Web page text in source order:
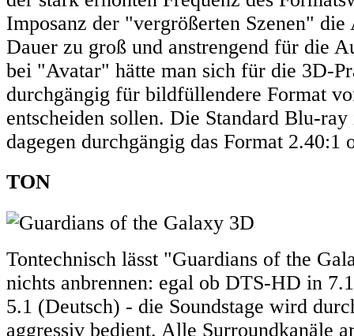
Imposanz der "vergrößerten Szenen"
Dauer zu groß und anstrengend für die
bei "Avatar" hätte man sich für die 3D-
durchgängig für bildfüllendere Format
entscheiden sollen. Die Standard Blu-
dagegen durchgängig das Format 2.40:1
TON
Tontechnisch lässt "Guardians of the
nichts anbrennen: egal ob DTS-HD in
5.1 (Deutsch) - die Soundstage wird
aggressiv bedient. Alle Surroundkanäle